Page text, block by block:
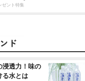
ゼント特集
浸透力！味の
る水とは